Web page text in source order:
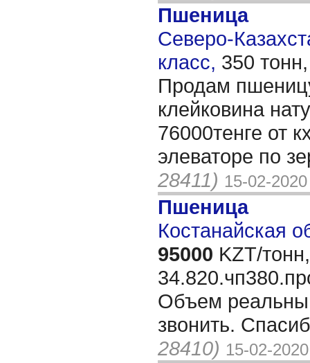
Пшеница
Северо-
класс, 350
Продам
клейковина
76000тенге от
элеваторе по
28411) 15-02-2020
Пшеница
Костанайская
95000 KZT/тонн,
Объем
звонить.
28410) 15-02-2020